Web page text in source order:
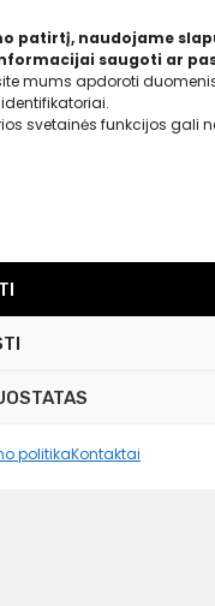
patirtį, naudojame
saugoti ar
mums apdoroti
svetainės funkcijos gali
politikaKontaktai